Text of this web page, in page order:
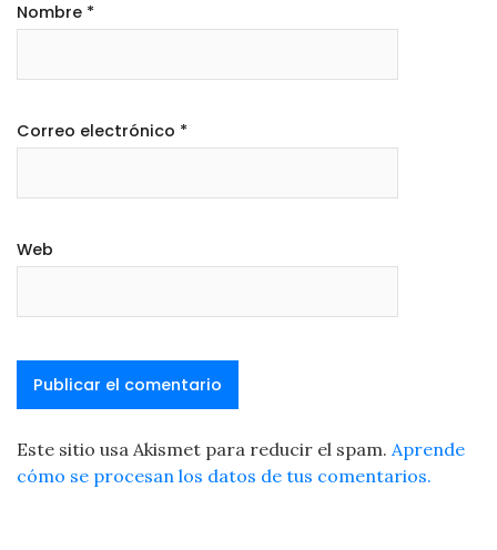
Nombre *
Correo electrónico *
Web
Este sitio usa Akismet para reducir el spam. Aprende
cómo se procesan los datos de tus comentarios.